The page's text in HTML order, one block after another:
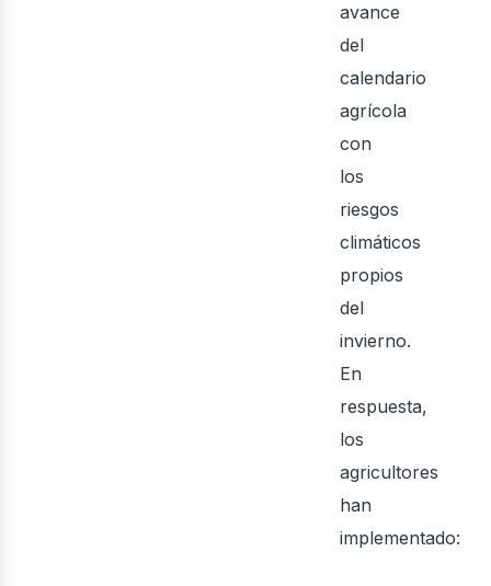
avance
del
calendario
agrícola
con
los
riesgos
climáticos
propios
del
invierno.
En
respuesta,
los
agricultores
han
implementado: